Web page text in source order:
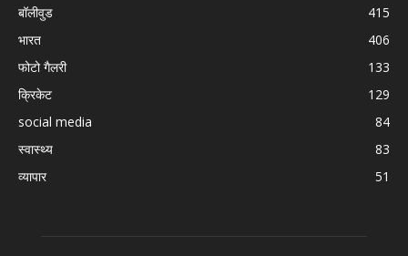
बॉलीवुड
415
भारत
406
फोटो गैलरी
133
क्रिकेट
129
social media
84
स्वास्थ्य
83
व्यापार
51